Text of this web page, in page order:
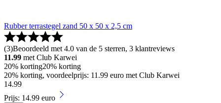
Rubber terrastegel zand 50 x 50 x 2,5 cm
(3)Beoordeeld met 4.0 van de 5 sterren, 3 klantreviews
11.99 met Club Karwei
20% korting20% korting
20% korting, voordeelprijs: 11.99 euro met Club Karwei
14.99
Prijs: 14.99 euro